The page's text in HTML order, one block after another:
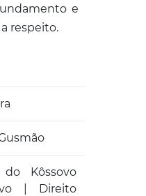
e
respeito.
Kôssovo
| Direito